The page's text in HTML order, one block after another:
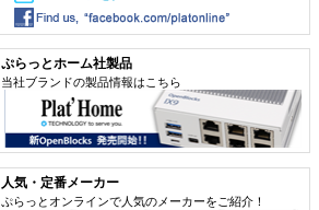
ぷらっとホーム社製品
当社ブランドの製品情報はこちら
人気・定番メーカー
ぷらっとオンラインで人気のメーカーをご紹介！